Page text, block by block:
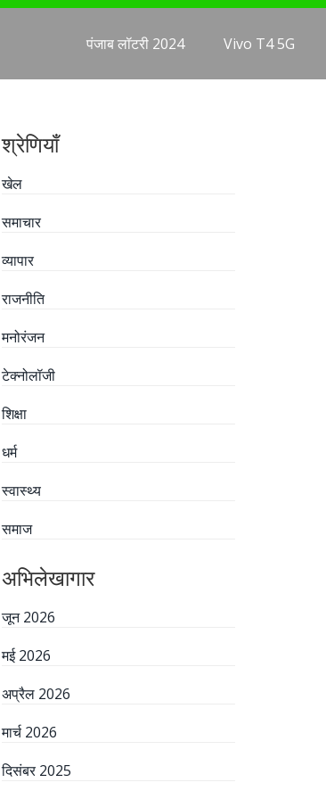
पंजाब लॉटरी 2024 Vivo T4 5G
श्रेणियाँ
खेल
समाचार
व्यापार
राजनीति
मनोरंजन
टेक्नोलॉजी
शिक्षा
धर्म
स्वास्थ्य
समाज
अभिलेखागार
जून 2026
मई 2026
अप्रैल 2026
मार्च 2026
दिसंबर 2025